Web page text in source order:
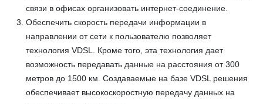
связи в офисах организовать интернет-соединение.
Обеспечить скорость передачи информации в
направлении от сети к пользователю позволяет
технология VDSL. Кроме того, эта технология дает
возможность передавать данные на расстояния от 300
метров до 1500 км. Создаваемые на базе VDSL решения
обеспечивает высокоскоростную передачу данных на